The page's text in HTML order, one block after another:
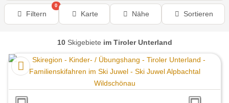
Filtern
0
Karte Nähe Sortieren
10Skigebiete im Tiroler Unterland